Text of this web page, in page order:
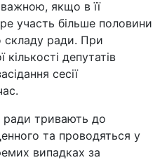
якщо в її
участь більше половини
складу ради. При
кількості депутатів
сесії
ради тривають до
та проводяться у
випадках за